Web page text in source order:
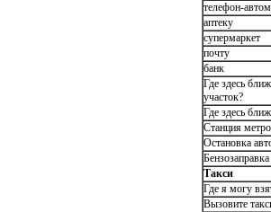
телефон-
аптеку
супермаркет
почту
банк
Где здесь
участок?
Где здесь
Станция метро
Остановка
Бензозаправка
Такси
Где я могу
Вызовите